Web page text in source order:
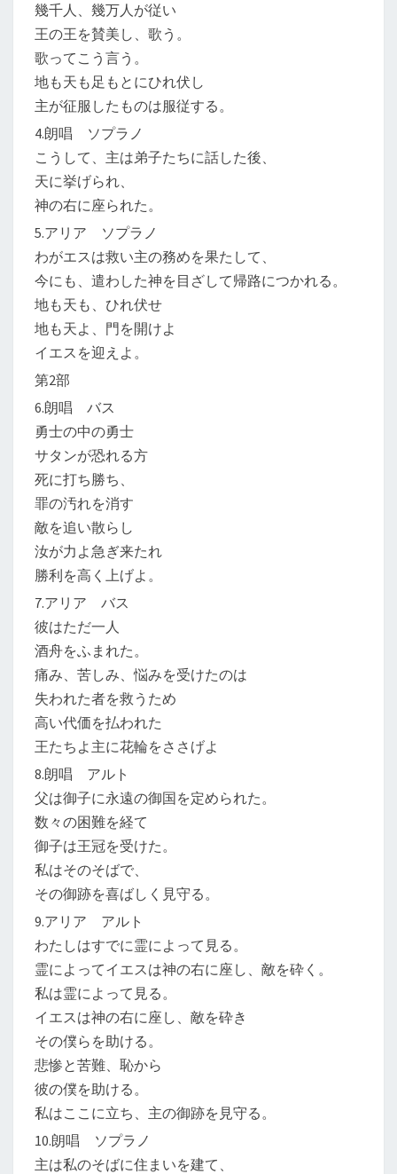
幾千人、幾万人が従い
王の王を賛美し、歌う。
歌ってこう言う。
地も天も足もとにひれ伏し
主が征服したものは服従する。
4.朗唱 ソプラノ
こうして、主は弟子たちに話した後、
天に挙げられ、
神の右に座られた。
5.アリア ソプラノ
わがエスは救い主の務めを果たして、
今にも、遣わした神を目ざして帰路につかれる。
地も天も、ひれ伏せ
地も天よ、門を開けよ
イエスを迎えよ。
第2部
6.朗唱 バス
勇士の中の勇士
サタンが恐れる方
死に打ち勝ち、
罪の汚れを消す
敵を追い散らし
汝が力よ急ぎ来たれ
勝利を高く上げよ。
7.アリア バス
彼はただ一人
酒舟をふまれた。
痛み、苦しみ、悩みを受けたのは
失われた者を救うため
高い代価を払われた
王たちよ主に花輪をささげよ
8.朗唱 アルト
父は御子に永遠の御国を定められた。
数々の困難を経て
御子は王冠を受けた。
私はそのそばで、
その御跡を喜ばしく見守る。
9.アリア アルト
わたしはすでに霊によって見る。
霊によってイエスは神の右に座し、敵を砕く。
私は霊によって見る。
イエスは神の右に座し、敵を砕き
その僕らを助ける。
悲惨と苦難、恥から
彼の僕を助ける。
私はここに立ち、主の御跡を見守る。
10.朗唱 ソプラノ
主は私のそばに住まいを建て、